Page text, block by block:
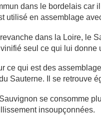
dans le bordelais car
utilisé en assemblage
dans la Loire, le
seul ce qui lui donne
ce qui est des
Sauterne. Il se retrouve
se consomme
insoupçonnées.